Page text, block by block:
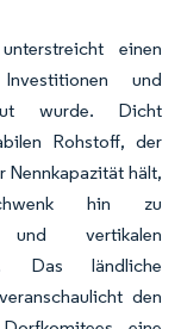
einen
und
wurde. Dicht
Rohstoff, der
Nennkapazität hält,
hin zu
und vertikalen
Das ländliche
den